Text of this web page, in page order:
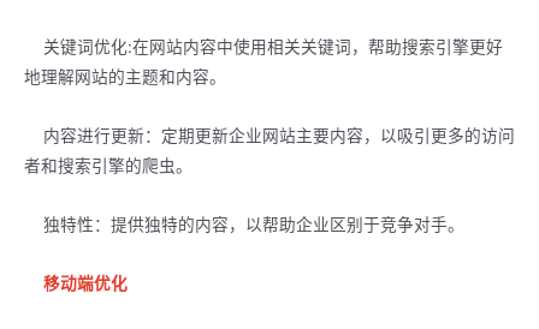
关键词优化:在网站内容中使用相关关键词，帮助搜索引擎更好
地理解网站的主题和内容。
内容进行更新：定期更新企业网站主要内容，以吸引更多的访问
者和搜索引擎的爬虫。
独特性：提供独特的内容，以帮助企业区别于竞争对手。
移动端优化